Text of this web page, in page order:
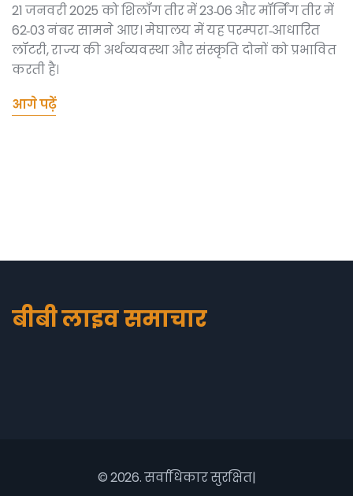
21 जनवरी 2025 को शिलॉंग तीर में 23‑06 और मॉर्निंग तीर में
62‑03 नंबर सामने आए। मेघालय में यह परम्परा‑आधारित
लॉटरी, राज्य की अर्थव्यवस्था और संस्कृति दोनों को प्रभावित
करती है।
आगे पढ़ें
बीबी लाइव समाचार
© 2026. सर्वाधिकार सुरक्षित|